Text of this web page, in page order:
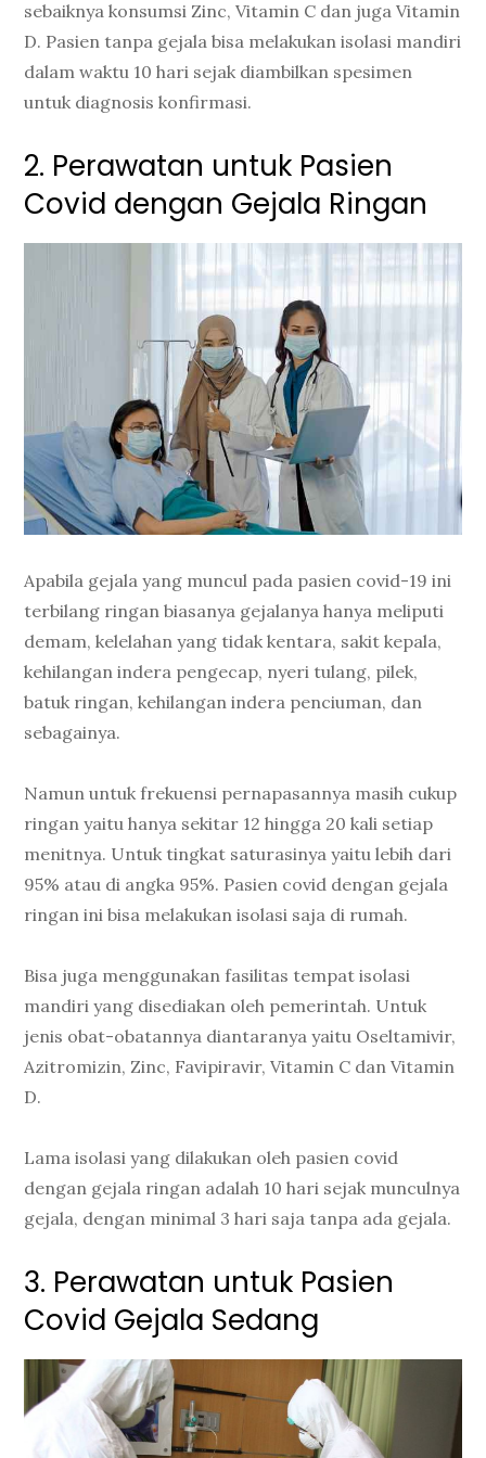
sebaiknya konsumsi Zinc, Vitamin C dan juga Vitamin
D. Pasien tanpa gejala bisa melakukan isolasi mandiri
dalam waktu 10 hari sejak diambilkan spesimen
untuk diagnosis konfirmasi.
2. Perawatan untuk Pasien
Covid dengan Gejala Ringan
Apabila gejala yang muncul pada pasien covid-19 ini
terbilang ringan biasanya gejalanya hanya meliputi
demam, kelelahan yang tidak kentara, sakit kepala,
kehilangan indera pengecap, nyeri tulang, pilek,
batuk ringan, kehilangan indera penciuman, dan
sebagainya.
Namun untuk frekuensi pernapasannya masih cukup
ringan yaitu hanya sekitar 12 hingga 20 kali setiap
menitnya. Untuk tingkat saturasinya yaitu lebih dari
95% atau di angka 95%. Pasien covid dengan gejala
ringan ini bisa melakukan isolasi saja di rumah.
Bisa juga menggunakan fasilitas tempat isolasi
mandiri yang disediakan oleh pemerintah. Untuk
jenis obat-obatannya diantaranya yaitu Oseltamivir,
Azitromizin, Zinc, Favipiravir, Vitamin C dan Vitamin
D.
Lama isolasi yang dilakukan oleh pasien covid
dengan gejala ringan adalah 10 hari sejak munculnya
gejala, dengan minimal 3 hari saja tanpa ada gejala.
3. Perawatan untuk Pasien
Covid Gejala Sedang